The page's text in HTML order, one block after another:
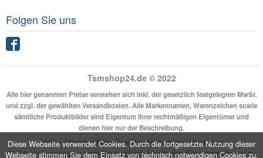
Diese Webseite verwendet Cookies. Durch die fortgesetzte Nutzung dieser
Webseite stimmen Sie dem Einsatz von technisch notwendigen Cookies zu.
Folgen Sie uns
Tsmshop24.de © 2022
Alle hier genannten Preise verstehen sich inkl. der gesetzlich festgelegten MwSt.
und zzgl. der gewählten Versandkosten. Alle Markennamen, Warenzeichen sowie
sämtliche Produktbilder sind Eigentum Ihrer rechtmäßigen Eigentümer und
dienen hier nur der Beschreibung.
UVP = Unverbindliche Preisempfehlung des Herstellers
** Gilt für Lieferungen nach Deutschland.Hierfinden Sie Informationen zu